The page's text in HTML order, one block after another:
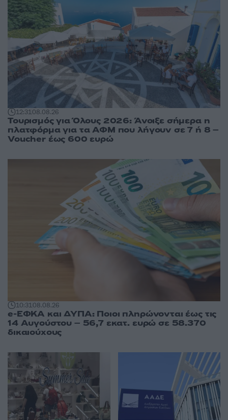
12:3108.08.26
Τουρισμός για Όλους 2026: Άνοιξε σήμερα η
πλατφόρμα για τα ΑΦΜ που λήγουν σε 7 ή 8 –
Voucher έως 600 ευρώ
10:3108.08.26
e-ΕΦΚΑ και ΔΥΠΑ: Ποιοι πληρώνονται έως τις
14 Αυγούστου – 56,7 εκατ. ευρώ σε 58.370
δικαιούχους